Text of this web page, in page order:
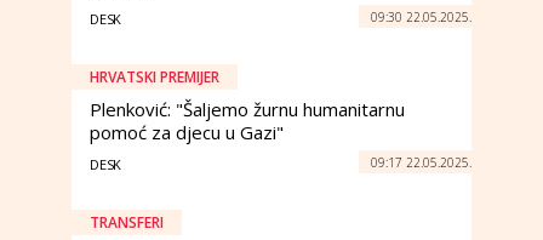
DESK 09:30 22.05.2025.
HRVATSKI PREMIJER
Plenković: "Šaljemo žurnu humanitarnu
pomoć za djecu u Gazi"
DESK 09:17 22.05.2025.
TRANSFERI